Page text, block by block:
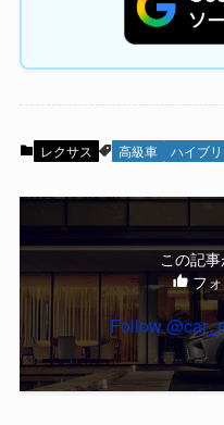
レクサス 高級車 ハイブ
この記
フ
Follow